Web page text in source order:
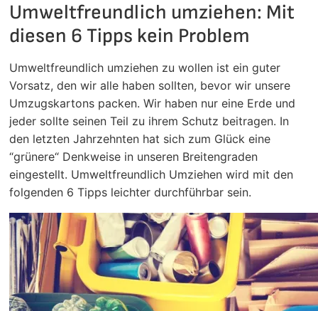
Umweltfreundlich umziehen: Mit
diesen 6 Tipps kein Problem
Umweltfreundlich umziehen zu wollen ist ein guter
Vorsatz, den wir alle haben sollten, bevor wir unsere
Umzugskartons packen. Wir haben nur eine Erde und
jeder sollte seinen Teil zu ihrem Schutz beitragen. In
den letzten Jahrzehnten hat sich zum Glück eine
“grünere“ Denkweise in unseren Breitengraden
eingestellt. Umweltfreundlich Umziehen wird mit den
folgenden 6 Tipps leichter durchführbar sein.